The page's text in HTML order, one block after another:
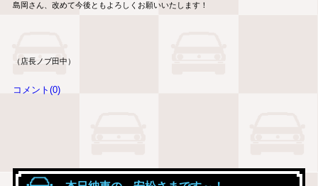
島岡さん、改めて今後ともよろしくお願いいたします！
（店長ノブ田中）
コメント(0)